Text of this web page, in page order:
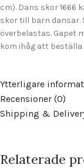
cm). Dans skor 1666
skor till barn dansar.
överbelastas. Gapet
kom ihåg att
Ytterligare
Recensioner (0)
Shipping &
Relaterade